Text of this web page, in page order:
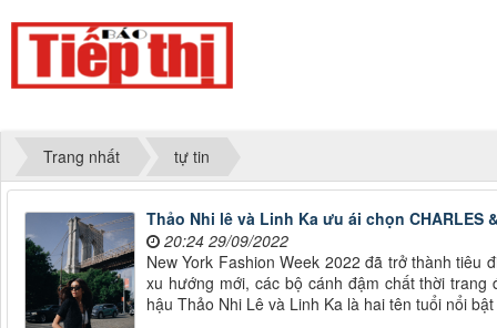
Trang nhất tự tin
Thảo Nhi lê và Linh Ka ưu ái chọn CHARLES
20:24 29/09/2022
New York Fashion Week 2022 đã trở thành tiêu
xu hướng mới, các bộ cánh đậm chất thời
hậu Thảo Nhi Lê và Linh Ka là hai tên tuổi nổi